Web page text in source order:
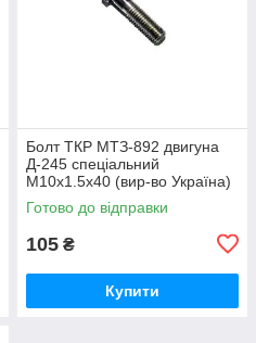
Болт ТКР МТЗ-892 двигуна
Д-245 спеціальний
М10х1.5х40 (вир-во Україна)
245-1008031 / 245-1008031-А
Готово до відправки
105 ₴
Купити